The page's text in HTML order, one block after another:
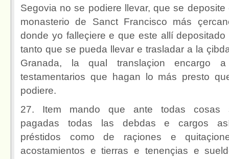
Segovia no se podiere llevar, que se deposite
monasterio de Sanct Francisco más
donde yo falleçiere e que este allí depositado
tanto que se pueda llevar e trasladar a la
Granada, la qual translaçion encargo
testamentarios que hagan lo más presto
podiere.
27. Item mando que ante todas cosas
pagadas todas las debdas e cargos
préstidos como de raçiones e
acostamientos e tierras e tenençias e